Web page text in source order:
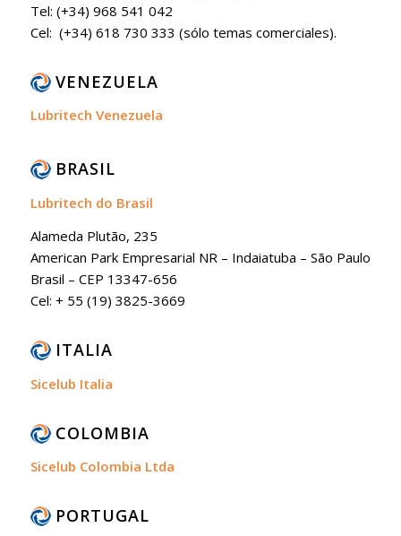
Tel: (+34) 968 541 042
Cel: (+34) 618 730 333 (sólo temas comerciales).
VENEZUELA
Lubritech Venezuela
BRASIL
Lubritech do Brasil
Alameda Plutão, 235
American Park Empresarial NR – Indaiatuba – São Paulo
Brasil – CEP 13347-656
Cel: + 55 (19) 3825-3669
ITALIA
Sicelub Italia
COLOMBIA
Sicelub Colombia Ltda
PORTUGAL